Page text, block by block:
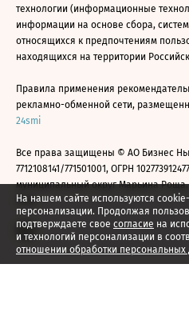
На нашем сайте используются
персонализации. Продолжая
подтверждаете свое согласие на
и технологий персонализации в
отношении обработки персональных
технологии (информационные
информации на основе сбора,
относящихся к предпочтениям
находящихся на территории
Правила применения
рекламно-обменной сети,
24smi
Все права защищены © АО Бизнес
7712108141/771501001, ОГРН
муниципальный округ Марьина Роща,
2026